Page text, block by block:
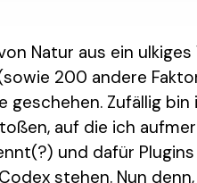
Natur aus ein
200 andere
geschehen. Zufällig
auf die ich
und dafür
stehen. Nun